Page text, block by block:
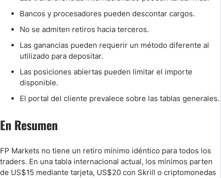
Bancos y procesadores pueden descontar cargos.
No se admiten retiros hacia terceros.
Las ganancias pueden requerir un método diferente al
utilizado para depositar.
Las posiciones abiertas pueden limitar el importe
disponible.
El portal del cliente prevalece sobre las tablas generales.
En Resumen
FP Markets no tiene un retiro mínimo idéntico para todos los
traders. En una tabla internacional actual, los mínimos parten
de US$15 mediante tarjeta, US$20 con Skrill o criptomonedas